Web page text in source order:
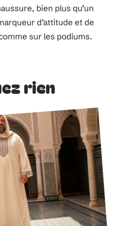
bien plus qu’un
d’attitude et de
sur les podiums.
rien